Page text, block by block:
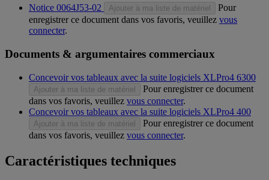
Notice 0064J53-02 Ajouter à ma liste de matériel
Pour
enregistrer ce document dans vos favoris, veuillez vous
connecter.
Documents & argumentaires commerciaux
Concevoir vos tableaux avec la suite logiciels XLPro4 6300
Ajouter à ma liste de matériel
Pour enregistrer ce document
dans vos favoris, veuillez vous connecter.
Concevoir vos tableaux avec la suite logiciels XLPro4 400
Ajouter à ma liste de matériel
Pour enregistrer ce document
dans vos favoris, veuillez vous connecter.
Caractéristiques techniques